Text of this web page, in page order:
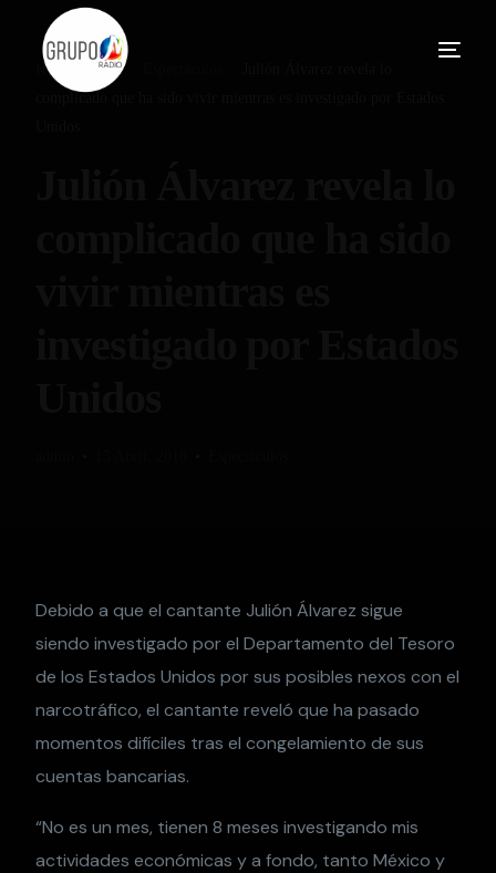
Home Blog
complicado que ha sido vivir mientras es investigado por Estados
Debido a que el cantante Julión Álvarez sigue
siendo investigado por el Departamento del Tesoro
de los Estados Unidos por sus posibles nexos con el
narcotráfico, el cantante reveló que ha pasado
momentos difíciles tras el congelamiento de sus
cuentas bancarias.
“No es un mes, tienen 8 meses investigando mis
actividades económicas y a fondo, tanto México y